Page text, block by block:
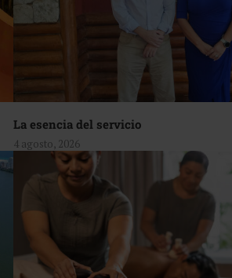
La esencia del servicio
4 agosto, 2026